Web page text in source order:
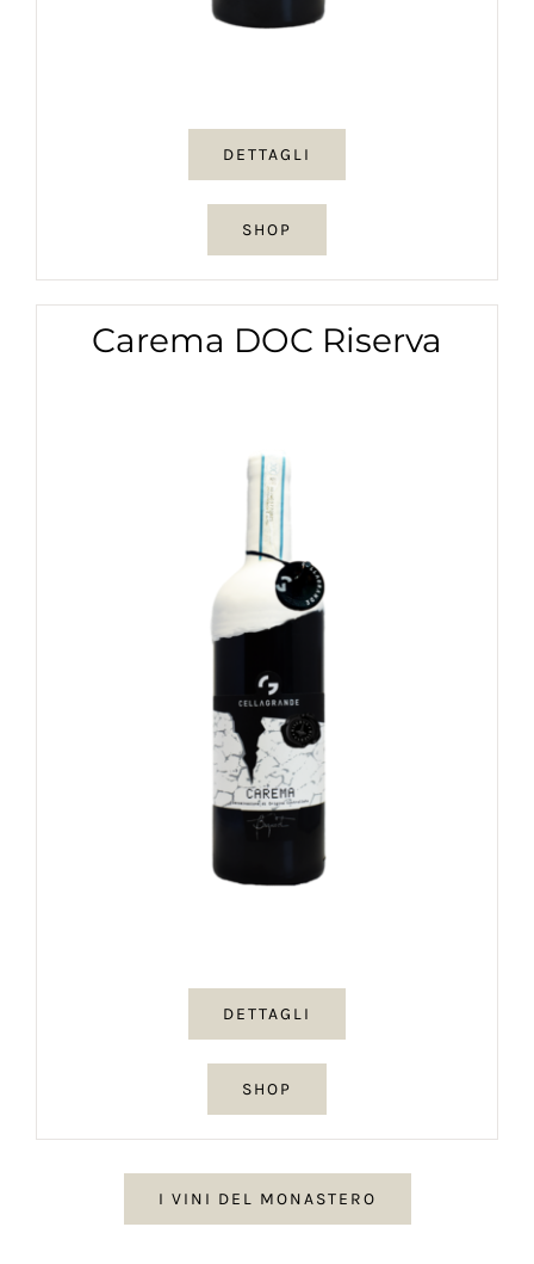
DETTAGLI
SHOP
Carema DOC Riserva
DETTAGLI
SHOP
I VINI DEL MONASTERO